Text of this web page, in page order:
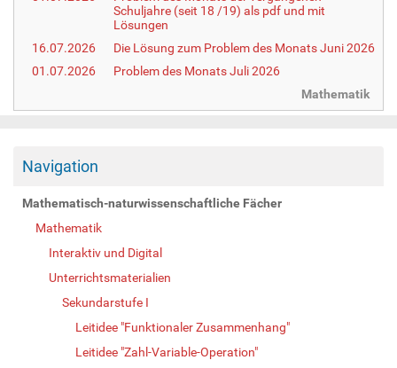
Schuljahre (seit 18 /19) als pdf und mit
Lösungen
16.07.2026
Die Lösung zum Problem des Monats Juni 2026
01.07.2026
Problem des Monats Juli 2026
Mathematik
Navigation
Mathematisch-naturwissenschaftliche Fächer
Mathematik
Interaktiv und Digital
Unterrichtsmaterialien
Sekundarstufe I
Leitidee "Funktionaler Zusammenhang"
Leitidee "Zahl-Variable-Operation"